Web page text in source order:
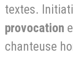
textes.
provocation
chanteuse